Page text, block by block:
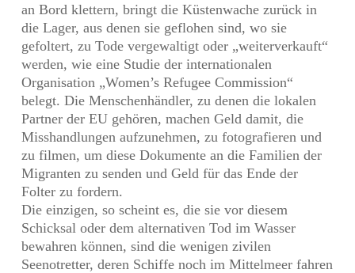
an Bord klettern, bringt die Küstenwache zurück in
die Lager, aus denen sie geflohen sind, wo sie
gefoltert, zu Tode vergewaltigt oder „weiterverkauft“
werden, wie eine Studie der internationalen
Organisation „Women’s Refugee Commission“
belegt. Die Menschenhändler, zu denen die lokalen
Partner der EU gehören, machen Geld damit, die
Misshandlungen aufzunehmen, zu fotografieren und
zu filmen, um diese Dokumente an die Familien der
Migranten zu senden und Geld für das Ende der
Folter zu fordern.
Die einzigen, so scheint es, die sie vor diesem
Schicksal oder dem alternativen Tod im Wasser
bewahren können, sind die wenigen zivilen
Seenotretter, deren Schiffe noch im Mittelmeer fahren